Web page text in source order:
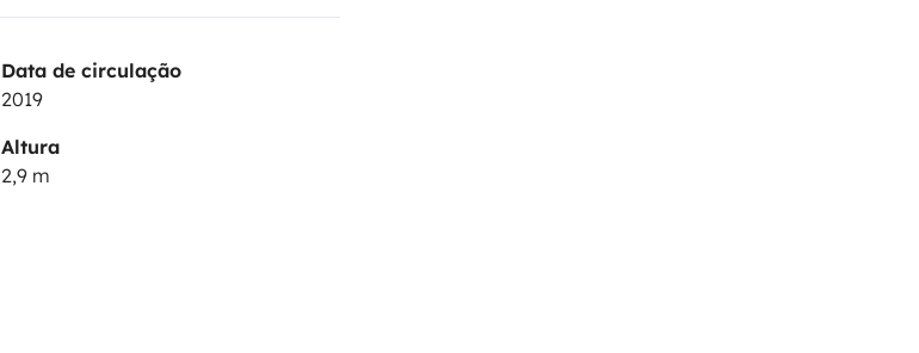
Data de circulação
2019
Altura
2,9 m